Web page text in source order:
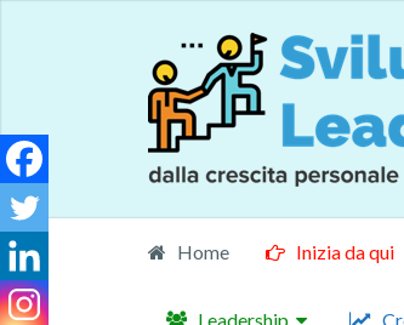
Home Inizia da qui
Leadership